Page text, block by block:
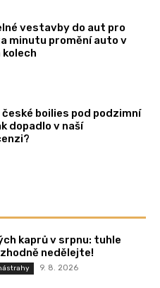
vestavby do aut pro
minutu promění auto v
kolech
české boilies pod podzimní
dopadlo v naší
kaprů v srpnu: tuhle
nedělejte!
9. 8. 2026